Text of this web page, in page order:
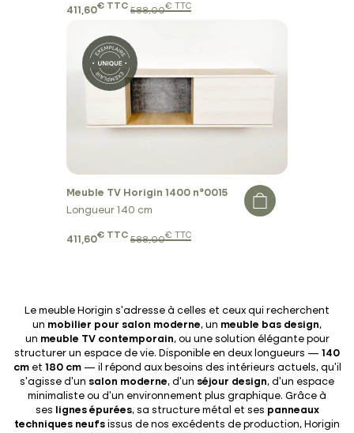
411,60€ TTC
588,00
€ TTC
Meuble TV Horigin 1400 n°0015
Longueur 140 cm
411,60€ TTC
588,00
€ TTC
Le meuble Horigin s’adresse à celles et ceux qui recherchent
un mobilier pour salon moderne, un meuble bas design,
un meuble TV contemporain, ou une solution élégante pour
structurer un espace de vie. Disponible en deux longueurs — 140
cmet 180 cm— il répond aux besoins des intérieurs actuels, qu’il
s’agisse d’un salon moderne, d’un séjour design, d’un espace
minimaliste ou d’un environnement plus graphique. Grâce à
ses
lignes épurées, sa structure métal et ses panneaux
techniques neufs issus de nos excédents de production, Horigin